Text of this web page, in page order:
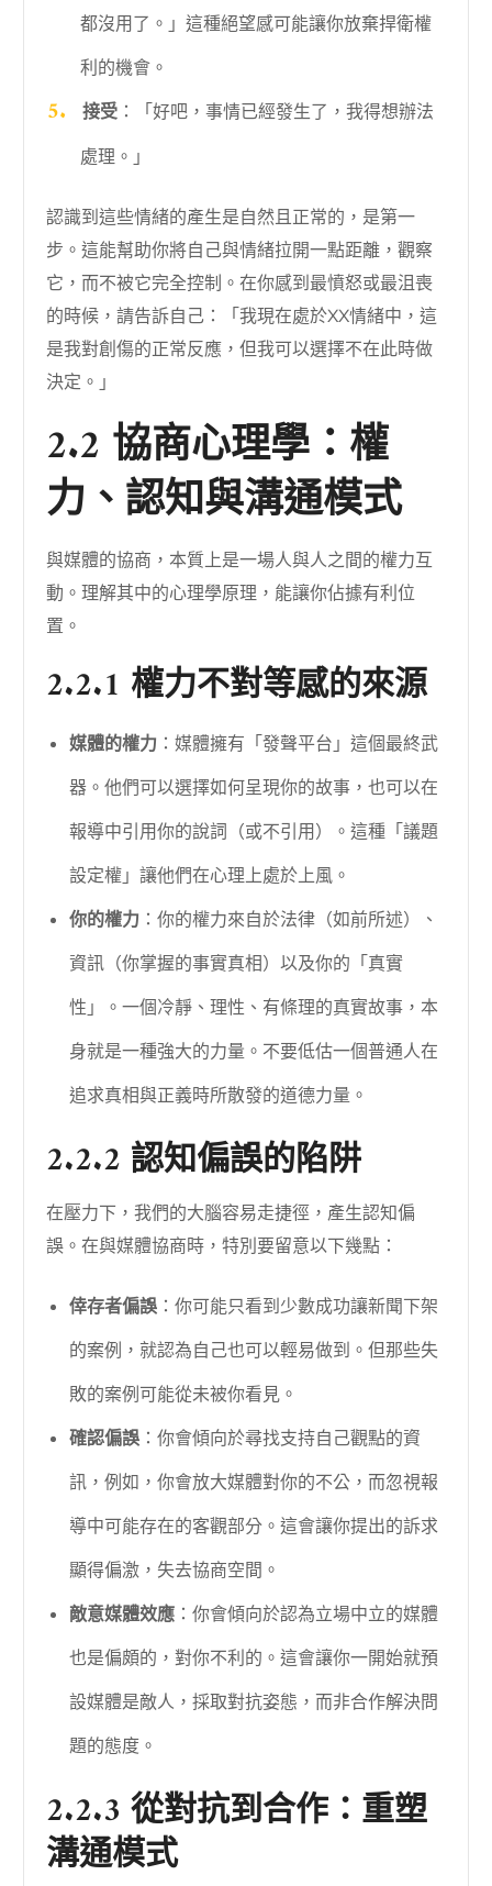
都沒用了。」這種絕望感可能讓你放棄捍衛權
利的機會。
接受：「好吧，事情已經發生了，我得想辦法
處理。」
認識到這些情緒的產生是自然且正常的，是第一
步。這能幫助你將自己與情緒拉開一點距離，觀察
它，而不被它完全控制。在你感到最憤怒或最沮喪
的時候，請告訴自己：「我現在處於XX情緒中，這
是我對創傷的正常反應，但我可以選擇不在此時做
決定。」
2.2 協商心理學：權
力、認知與溝通模式
與媒體的協商，本質上是一場人與人之間的權力互
動。理解其中的心理學原理，能讓你佔據有利位
置。
2.2.1 權力不對等感的來源
媒體的權力 ：媒體擁有「發聲平台」這個最終武
器。他們可以選擇如何呈現你的故事，也可以在
報導中引用你的說詞（或不引用）。這種「議題
設定權」讓他們在心理上處於上風。
你的權力 ：你的權力來自於法律（如前所述）、
資訊（你掌握的事實真相）以及你的「真實
性」。一個冷靜、理性、有條理的真實故事，本
身就是一種強大的力量。不要低估一個普通人在
追求真相與正義時所散發的道德力量。
2.2.2 認知偏誤的陷阱
在壓力下，我們的大腦容易走捷徑，產生認知偏
誤。在與媒體協商時，特別要留意以下幾點：
倖存者偏誤 ：你可能只看到少數成功讓新聞下架
的案例，就認為自己也可以輕易做到。但那些失
敗的案例可能從未被你看見。
確認偏誤 ：你會傾向於尋找支持自己觀點的資
訊，例如，你會放大媒體對你的不公，而忽視報
導中可能存在的客觀部分。這會讓你提出的訴求
顯得偏激，失去協商空間。
敵意媒體效應 ：你會傾向於認為立場中立的媒體
也是偏頗的，對你不利的。這會讓你一開始就預
設媒體是敵人，採取對抗姿態，而非合作解決問
題的態度。
2.2.3 從對抗到合作：重塑
溝通模式